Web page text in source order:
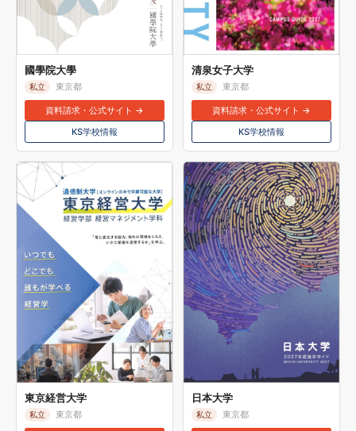
國學院大學
私立 東京都
資料請求・公式サイト →
KS学校情報
清泉女子大学
私立 東京都
資料請求・公式サイト →
KS学校情報
東京経営大学
私立 東京都
日本大学
私立 東京都